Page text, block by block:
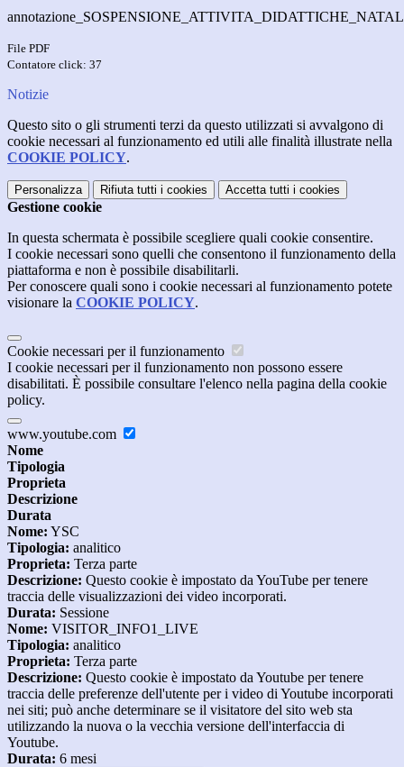
File PDF
Contatore click: 37
Notizie
Questo sito o gli strumenti terzi da questo utilizzati si avvalgono di
cookie necessari al funzionamento ed utili alle finalità illustrate nella
COOKIE POLICY.
Personalizza Rifiuta tutti i cookies Accetta tutti i cookies
Gestione cookie
In questa schermata è possibile scegliere quali cookie consentire.
I cookie necessari sono quelli che consentono il funzionamento della
piattaforma e non è possibile disabilitarli.
Per conoscere quali sono i cookie necessari al funzionamento potete
visionare la COOKIE POLICY.
Cookie necessari per il funzionamento
I cookie necessari per il funzionamento non possono essere
disabilitati. È possibile consultare l'elenco nella pagina della cookie
policy.
www.youtube.com
Nome
Tipologia
Proprieta
Descrizione
Durata
Nome: YSC
Tipologia: analitico
Proprieta: Terza parte
Descrizione: Questo cookie è impostato da YouTube per tenere
traccia delle visualizzazioni dei video incorporati.
Durata: Sessione
Nome: VISITOR_INFO1_LIVE
Tipologia: analitico
Proprieta: Terza parte
Descrizione: Questo cookie è impostato da Youtube per tenere
traccia delle preferenze dell'utente per i video di Youtube incorporati
nei siti; può anche determinare se il visitatore del sito web sta
utilizzando la nuova o la vecchia versione dell'interfaccia di
Youtube.
Durata: 6 mesi